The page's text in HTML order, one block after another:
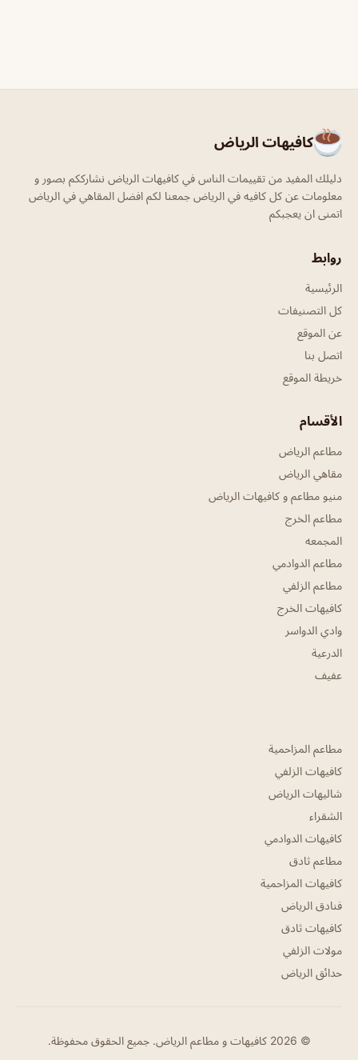
كافيهات الرياض
دليلك المفيد من تقييمات الناس في كافيهات الرياض نشارككم بصور و
معلومات عن كل كافيه في الرياض جمعنا لكم افضل المقاهي في الرياض
اتمنى ان يعجبكم
روابط
الرئيسية
كل التصنيفات
عن الموقع
اتصل بنا
خريطة الموقع
الأقسام
مطاعم الرياض
مقاهي الرياض
منيو مطاعم و كافيهات الرياض
مطاعم الخرج
المجمعه
مطاعم الدوادمي
مطاعم الزلفي
كافيهات الخرج
وادي الدواسر
الدرعية
عفيف
مطاعم المزاحمية
كافيهات الزلفي
شاليهات الرياض
الشقراء
كافيهات الدوادمي
مطاعم ثادق
كافيهات المزاحمية
فنادق الرياض
كافيهات ثادق
مولات الزلفي
حدائق الرياض
© 2026 كافيهات و مطاعم الرياض. جميع الحقوق محفوظة.